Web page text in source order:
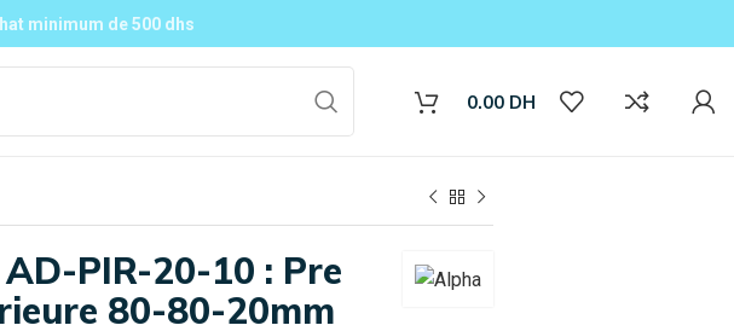
minimum de 500 dhs
0.00 DH
PIR-20-10 : Pre
80-80-20mm